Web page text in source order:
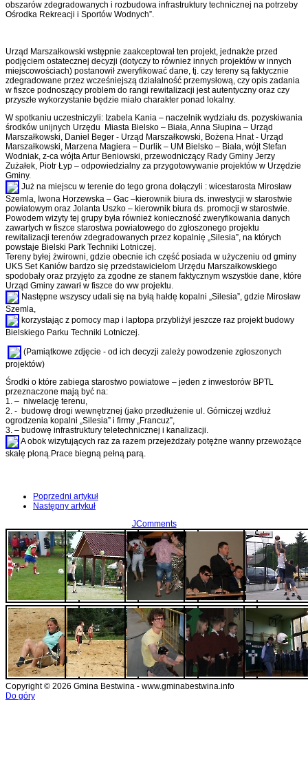
obszarów zdegradowanych i rozbudowa infrastruktury technicznej na potrzeby
Ośrodka Rekreacji i Sportów Wodnych”.
Urząd Marszałkowski wstępnie zaakceptował ten projekt, jednakże przed
podjęciem ostatecznej decyzji (dotyczy to również innych projektów w innych
miejscowościach) postanowił zweryfikować dane, tj. czy tereny są faktycznie
zdegradowane przez wcześniejszą działalność przemysłową, czy opis zadania
w fiszce podnoszący problem do rangi rewitalizacji jest autentyczny oraz czy
przyszłe wykorzystanie będzie miało charakter ponad lokalny.
W spotkaniu uczestniczyli: Izabela Kania – naczelnik wydziału ds. pozyskiwania
środków unijnych Urzędu Miasta Bielsko – Biała, Anna Słupina – Urząd
Marszałkowski, Daniel Beger - Urząd Marszałkowski, Bożena Hnat - Urząd
Marszałkowski, Marzena Magiera – Durlik – UM Bielsko – Biała, wójt Stefan
Wodniak, z-ca wójta Artur Beniowski, przewodniczący Rady Gminy Jerzy
Zużałek, Piotr Łyp – odpowiedzialny za przygotowywanie projektów w Urzędzie
Gminy.
Już na miejscu w terenie do tego grona dołączyli : wicestarosta Mirosław
Szemla, Iwona Horzewska – Gac –kierownik biura ds. inwestycji w starostwie
powiatowym oraz Jolanta Uszko – kierownik biura ds. promocji w starostwie.
Powodem wizyty tej grupy była również konieczność zweryfikowania danych
zawartych w fiszce starostwa powiatowego do zgłoszonego projektu
rewitalizacji terenów zdegradowanych przez kopalnię „Silesia”, na których
powstaje Bielski Park Techniki Lotniczej.
Tereny byłej żwirowni, gdzie obecnie ich część posiada w użyczeniu od gminy
UKS Set Kaniów bardzo się przedstawicielom Urzędu Marszałkowskiego
spodobały oraz przyjęto za zgodne ze stanem faktycznym wszystkie dane, które
Urząd Gminy zawarł w fiszce do ww projektu.
Następne wszyscy udali się na byłą hałdę kopalni „Silesia”, gdzie Mirosław
Szemla,
korzystając z pomocy map i laptopa przybliżył jeszcze raz projekt budowy
Bielskiego Parku Techniki Lotniczej.
(Pamiątkowe zdjęcie - od ich decyzji zależy powodzenie zgłoszonych
projektów)
Środki o które zabiega starostwo powiatowe – jeden z inwestorów BPTL
przeznaczone mają być na:
1. – niwelację terenu,
2. - budowę drogi wewnętrznej (jako przedłużenie ul. Górniczej wzdłuż
ogrodzenia kopalni „Silesia” i firmy „Francuz”,
3. – budowę infrastruktury teletechnicznej i kanalizacji.
A obok wizytujących raz za razem przejeżdżały potężne wanny przewożące
skałę płoną.Prace biegną pełną parą.
Poprzedni artykuł
Następny artykuł
JComments
Copyright © 2026 Gmina Bestwina - www.gminabestwina.info
Do góry